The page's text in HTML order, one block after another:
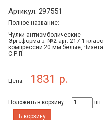
Артикул: 297551
Полное название:
Чулки антиэмболические
Эргоформа р. №2 арт. 217 1 класс
компрессии 20 мм белые, Чизета
С.Р.П.
Цена: 1831 р.
Положить в корзину:
шт.
В корзину